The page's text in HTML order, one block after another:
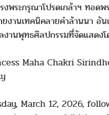
งพระกรุณาโปรดเกล้าฯ ทอด
งานเทคนิคลายคำล้านนา
งานพุทธศิลปกรรมที่จัดแสดง
Maha Chakri
March 12, 2026,